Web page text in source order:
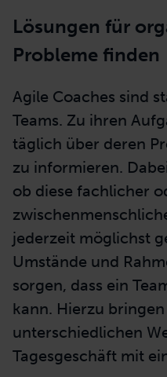
Lösungen für
Probleme finden
Agile Coaches sind
Teams. Zu ihren
täglich über deren
zu informieren.
ob diese fachlicher
jederzeit möglichst
Umstände und
sorgen, dass ein
kann. Hierzu
unterschiedlichen
Tagesgeschäft mit